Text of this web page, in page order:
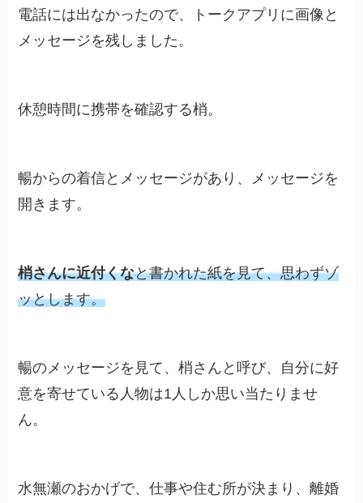
電話には出なかったので、トークアプリに画像と
メッセージを残しました。
休憩時間に携帯を確認する梢。
暢からの着信とメッセージがあり、メッセージを
開きます。
梢さんに近付くなと書かれた紙を見て、思わずゾ
ッとします。
暢のメッセージを見て、梢さんと呼び、自分に好
意を寄せている人物は1人しか思い当たりませ
ん。
水無瀬のおかげで、仕事や住む所が決まり、離婚